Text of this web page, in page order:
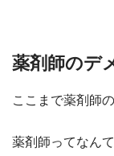
薬剤師のデ
ここまで薬剤師
薬剤師ってなん